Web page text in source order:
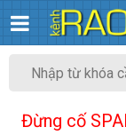
Đừng cố